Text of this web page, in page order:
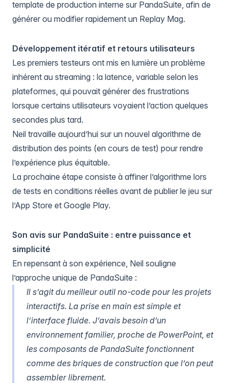
template de production interne sur PandaSuite, afin de
générer ou modifier rapidement un Replay Mag.
Développement itératif et retours utilisateurs
Les premiers testeurs ont mis en lumière un problème
inhérent au streaming : la latence, variable selon les
plateformes, qui pouvait générer des frustrations
lorsque certains utilisateurs voyaient l’action quelques
secondes plus tard.
Neil travaille aujourd’hui sur un nouvel algorithme de
distribution des points (en cours de test) pour rendre
l’expérience plus équitable.
La prochaine étape consiste à affiner l’algorithme lors
de tests en conditions réelles avant de publier le jeu sur
l’App Store et Google Play.
Son avis sur PandaSuite : entre puissance et
simplicité
En repensant à son expérience, Neil souligne
l’approche unique de PandaSuite :
Il s’agit du meilleur outil no-code pour les projets
interactifs. La prise en main est simple et
l’interface fluide. J’avais besoin d’un
environnement familier, proche de PowerPoint, et
les composants de PandaSuite fonctionnent
comme des briques de construction que l’on peut
assembler librement.